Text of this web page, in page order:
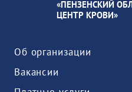
«ПЕНЗЕНСКИЙ
ЦЕНТР КРОВИ»
Об организации
Вакансии